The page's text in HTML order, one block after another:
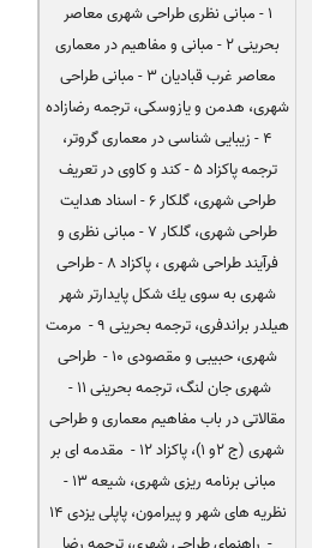
1 - مبانی نظری طراحی شهری معاصر
بحرینی 2 - مبانی و مفاهیم در معماری
معاصر غرب قبادیان 3 - مبانی طراحی
شهری، هدمن و یازوسكی، ترجمه رضازاده
4 - زیبایی شناسی در معماری گروتر،
ترجمه پاكزاد 5 - كند و كاوی در تعریف
طراحی شهری، گلكار 6 - اسناد هدایت
طراحی شهری، گلكار 7 - مبانی نظری و
فرآیند طراحی شهری ، پاكزاد 8 - طراحی
شهری به سوی یك شكل پایدارتر شهر
هیلدر براندفری، ترجمه بحرینی 9 - مرمت
شهری، حبیبی و مقصودی 10 - طراحی
شهری جان لنگ، ترجمه بحرینی 11 -
مقالاتی در باب مفاهیم معماری و طراحی
شهری (ج 2و 1)، پاكزاد 12 - مقدمه ای بر
مبانی برنامه ریزی شهری، شیعه 13 -
نظریه های شهر و پیرامون، پاپلی یزدی 14